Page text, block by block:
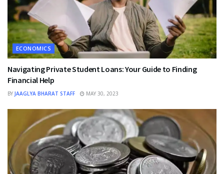
ECONOMICS
Navigating Private Student Loans: Your Guide to Finding
Financial Help
BY JAAGLYA BHARAT STAFF MAY 30, 2023